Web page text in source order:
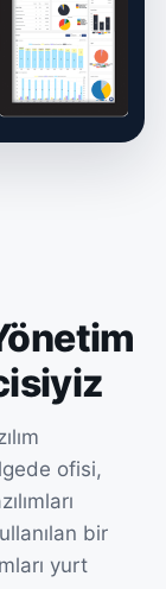
ofisi,
bir
yurt